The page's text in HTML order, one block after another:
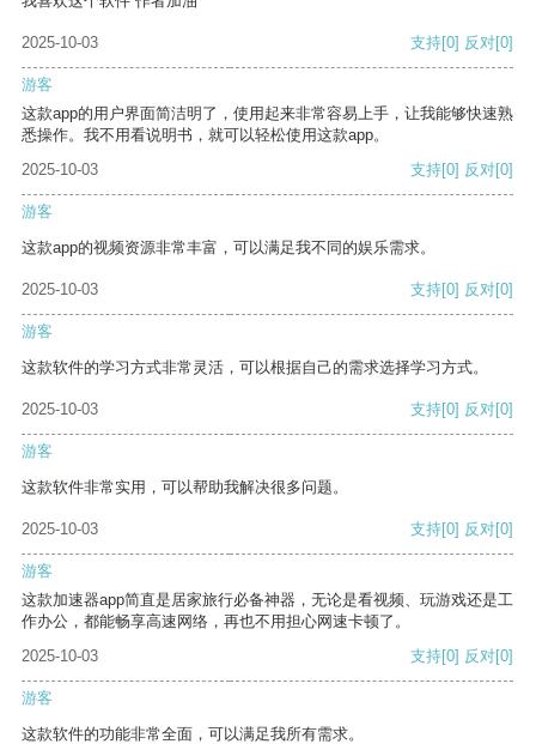
2025-10-03 支持[0] 反对[0]
游客
这款app的用户界面简洁明了，使用起来非常容易上手，让我能够快速熟
悉操作。我不用看说明书，就可以轻松使用这款app。
2025-10-03
支持[0] 反对[0]
游客
这款app的视频资源非常丰富，可以满足我不同的娱乐需求。
2025-10-03 支持[0] 反对[0]
游客
这款软件的学习方式非常灵活，可以根据自己的需求选择学习方式。
2025-10-03 支持[0] 反对[0]
游客
这款软件非常实用，可以帮助我解决很多问题。
2025-10-03 支持[0] 反对[0]
游客
这款加速器app简直是居家旅行必备神器，无论是看视频、玩游戏还是工
作办公，都能畅享高速网络，再也不用担心网速卡顿了。
2025-10-03
支持[0] 反对[0]
游客
这款软件的功能非常全面，可以满足我所有需求。